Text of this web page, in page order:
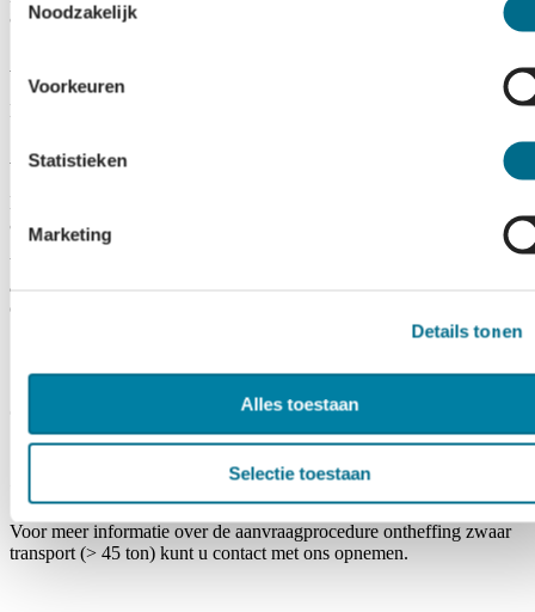
Noodzakelijk
Voorkeuren
Statistieken
Marketing
Details tonen
Alles toestaan
Selectie toestaan
8861 NS Harlingen
Haventerrein West-Terschelling
Adres Vlieland:
Havenweg 8
8899 BB Vlieland
Voor specifieke informatie over bijvoorbeeld op- en overslag,
afmetingen van de brug en maximaal gewicht per voertuig kunt u
contact met ons opnemen.
Ontheffing vrachtvervoer naar Vlieland
Ontheffing zwaar transport
Voor meer informatie over de aanvraagprocedure ontheffing zwaar
transport (> 45 ton) kunt u contact met ons opnemen.